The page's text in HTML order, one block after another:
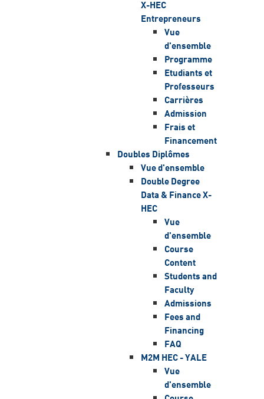
X-HEC
Entrepreneurs
Vue
d'ensemble
Programme
Etudiants et
Professeurs
Carrières
Admission
Frais et
Financement
Doubles Diplômes
Vue d'ensemble
Double Degree
Data & Finance X-
HEC
Vue
d'ensemble
Course
Content
Students and
Faculty
Admissions
Fees and
Financing
FAQ
M2M HEC - YALE
Vue
d'ensemble